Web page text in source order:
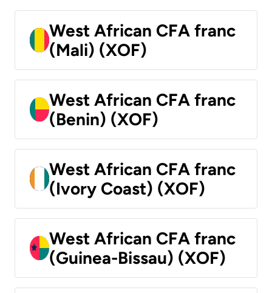
West African CFA franc
(Mali) (XOF)
West African CFA franc
(Benin) (XOF)
West African CFA franc
(Ivory Coast) (XOF)
West African CFA franc
(Guinea-Bissau) (XOF)